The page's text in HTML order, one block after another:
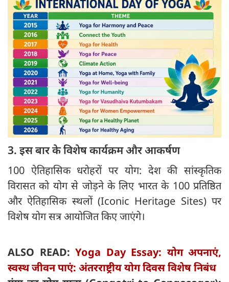
3. इस बार के विशेष कार्यक्रम और आकर्षण
100 ऐतिहासिक धरोहरों पर योग: देश की सांस्कृतिक
विरासत को योग से जोड़ने के लिए भारत के 100 प्रतिष्ठित
और ऐतिहासिक स्थलों (Iconic Heritage Sites) पर
विशेष योग सत्र आयोजित किए जाएंगे।
ALSO READ: Yoga Day Essay: योग अपनाएं,
स्वस्थ जीवन पाएं: अंतरराष्ट्रीय योग दिवस विशेष निबंध